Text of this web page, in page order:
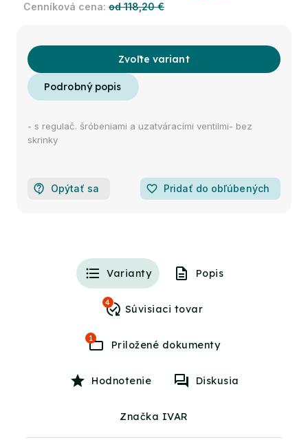
od 118,20 €
Zvoľte variant
- s regulač. šróbeniami a uzatváracími ventilmi- bez
skrinky
Opýtať sa favorite_border Pridať do obľúbených
Varianty Popis
4
1
Hodnotenie Diskusia
Značka IVAR